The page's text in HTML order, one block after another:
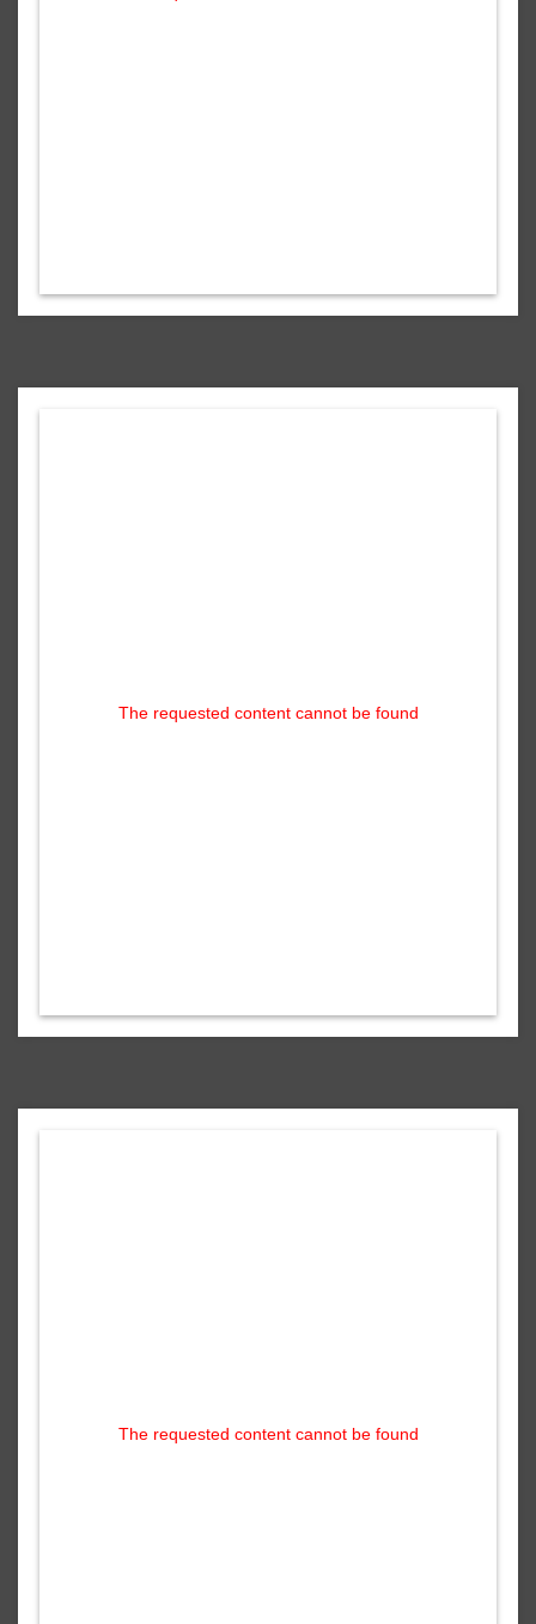
The requested content cannot be found
The requested content cannot be found